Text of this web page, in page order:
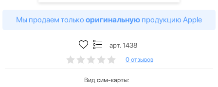
Мы продаем только оригинальную продукцию Apple
арт. 1438
0 отзывов
Вид сим-карты: